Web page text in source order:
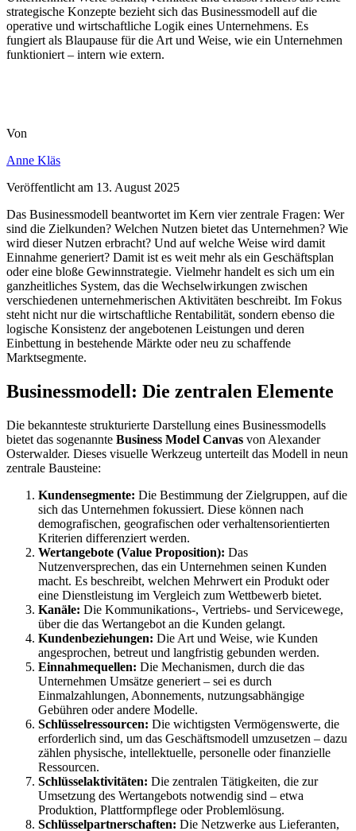
strategische Konzepte bezieht sich das Businessmodell auf die
operative und wirtschaftliche Logik eines Unternehmens. Es
fungiert als Blaupause für die Art und Weise, wie ein Unternehmen
funktioniert – intern wie extern.
Von
Anne Kläs
Veröffentlicht am 13. August 2025
Das Businessmodell beantwortet im Kern vier zentrale Fragen: Wer
sind die Zielkunden? Welchen Nutzen bietet das Unternehmen? Wie
wird dieser Nutzen erbracht? Und auf welche Weise wird damit
Einnahme generiert? Damit ist es weit mehr als ein Geschäftsplan
oder eine bloße Gewinnstrategie. Vielmehr handelt es sich um ein
ganzheitliches System, das die Wechselwirkungen zwischen
verschiedenen unternehmerischen Aktivitäten beschreibt. Im Fokus
steht nicht nur die wirtschaftliche Rentabilität, sondern ebenso die
logische Konsistenz der angebotenen Leistungen und deren
Einbettung in bestehende Märkte oder neu zu schaffende
Marktsegmente.
Businessmodell: Die zentralen Elemente
Die bekannteste strukturierte Darstellung eines Businessmodells
bietet das sogenannte Business Model Canvas von Alexander
Osterwalder. Dieses visuelle Werkzeug unterteilt das Modell in neun
zentrale Bausteine:
Kundensegmente: Die Bestimmung der Zielgruppen, auf die
sich das Unternehmen fokussiert. Diese können nach
demografischen, geografischen oder verhaltensorientierten
Kriterien differenziert werden.
Wertangebote (Value Proposition): Das
Nutzenversprechen, das ein Unternehmen seinen Kunden
macht. Es beschreibt, welchen Mehrwert ein Produkt oder
eine Dienstleistung im Vergleich zum Wettbewerb bietet.
Kanäle: Die Kommunikations-, Vertriebs- und Servicewege,
über die das Wertangebot an die Kunden gelangt.
Kundenbeziehungen: Die Art und Weise, wie Kunden
angesprochen, betreut und langfristig gebunden werden.
Einnahmequellen: Die Mechanismen, durch die das
Unternehmen Umsätze generiert – sei es durch
Einmalzahlungen, Abonnements, nutzungsabhängige
Gebühren oder andere Modelle.
Schlüsselressourcen: Die wichtigsten Vermögenswerte, die
erforderlich sind, um das Geschäftsmodell umzusetzen – dazu
zählen physische, intellektuelle, personelle oder finanzielle
Ressourcen.
Schlüsselaktivitäten: Die zentralen Tätigkeiten, die zur
Umsetzung des Wertangebots notwendig sind – etwa
Produktion, Plattformpflege oder Problemlösung.
Schlüsselpartnerschaften: Die Netzwerke aus Lieferanten,